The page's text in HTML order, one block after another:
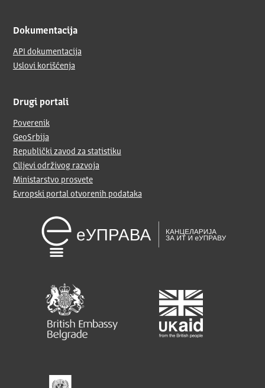
Dokumentacija
API dokumentacija
Uslovi korišćenja
Drugi portali
Poverenik
GeoSrbija
Republički zavod za statistiku
Ciljevi održivog razvoja
Ministarstvo prosvete
Evropski portal otvorenih podataka